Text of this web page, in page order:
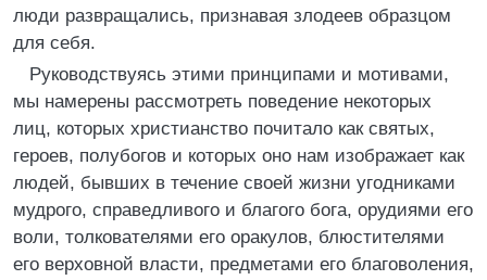
люди развращались, признавая злодеев образцом
для себя.
Руководствуясь этими принципами и мотивами,
мы намерены рассмотреть поведение некоторых
лиц, которых христианство почитало как святых,
героев, полубогов и которых оно нам изображает как
людей, бывших в течение своей жизни угодниками
мудрого, справедливого и благого бога, орудиями его
воли, толкователями его оракулов, блюстителями
его верховной власти, предметами его благоволения,